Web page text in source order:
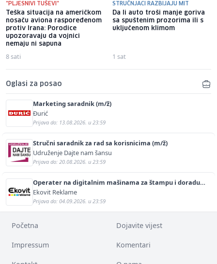
"PLJESNIVI TUŠEVI"
Teška situacija na američkom
nosaču aviona raspoređenom
protiv Irana: Porodice
upozoravaju da vojnici
nemaju ni sapuna
8 sati
STRUČNJACI RAZBIJAJU MIT
Da li auto troši manje goriva
sa spuštenim prozorima ili s
uključenom klimom
1 sat
Oglasi za posao
Marketing saradnik (m/ž)
Đurić
Prijava do: 13.08.2026. u 23:59
Stručni saradnik za rad sa korisnicima (m/ž)
Udruženje Dajte nam šansu
Prijava do: 20.08.2026. u 23:59
Operater na digitalnim mašinama za štampu i doradu
(m/ž)
Ekovit Reklame
Prijava do: 04.09.2026. u 23:59
Početna Dojavite vijest
Impressum Komentari